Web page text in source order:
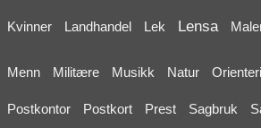
Kvinner Landhandel Lek Lensa
Menn Militære Musikk Natur
Postkontor Postkort Prest Sagbruk